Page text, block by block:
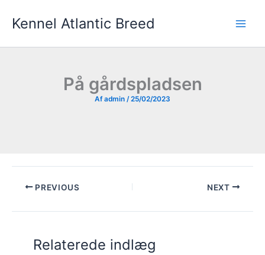
Kennel Atlantic Breed
På gårdspladsen
Afadmin /25/02/2023
PREVIOUS NEXT
Relaterede indlæg